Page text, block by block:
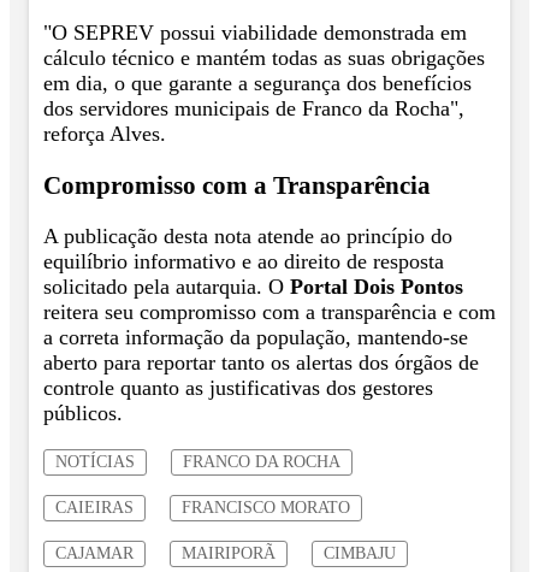
"O SEPREV possui viabilidade demonstrada em
cálculo técnico e mantém todas as suas obrigações
em dia, o que garante a segurança dos benefícios
dos servidores municipais de Franco da Rocha",
reforça Alves.
Compromisso com a Transparência
A publicação desta nota atende ao princípio do
equilíbrio informativo e ao direito de resposta
solicitado pela autarquia. O Portal Dois Pontos
reitera seu compromisso com a transparência e com
a correta informação da população, mantendo-se
aberto para reportar tanto os alertas dos órgãos de
controle quanto as justificativas dos gestores
públicos.
NOTÍCIAS FRANCO DA ROCHA
CAIEIRAS FRANCISCO MORATO
CAJAMAR MAIRIPORÃ CIMBAJU